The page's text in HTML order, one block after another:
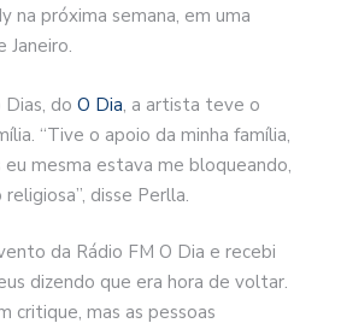
na próxima semana, em uma
Janeiro.
do O Dia, a artista teve o
“Tive o apoio da minha família,
mesma estava me bloqueando,
disse Perlla.
da Rádio FM O Dia e recebi
dizendo que era hora de voltar.
critique, mas as pessoas